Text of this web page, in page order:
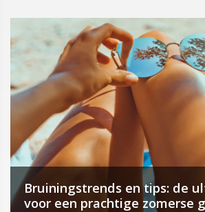
Bruiningstrends en tips: de
voor een prachtige zomerse